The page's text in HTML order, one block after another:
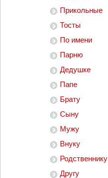
Прикольные
Тосты
По имени
Парню
Дедушке
Папе
Брату
Сыну
Мужу
Внуку
Родственнику
Другу